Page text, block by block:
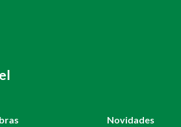
Novidades